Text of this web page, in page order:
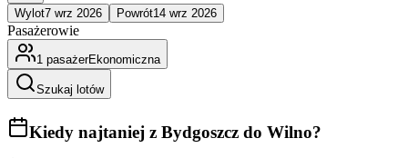
Wylot7 wrz 2026 Powrót14 wrz 2026
Pasażerowie
1 pasażerEkonomiczna
Szukaj lotów
Kiedy najtaniej z Bydgoszcz do Wilno?